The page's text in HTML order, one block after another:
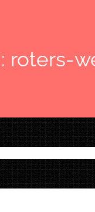
roters-